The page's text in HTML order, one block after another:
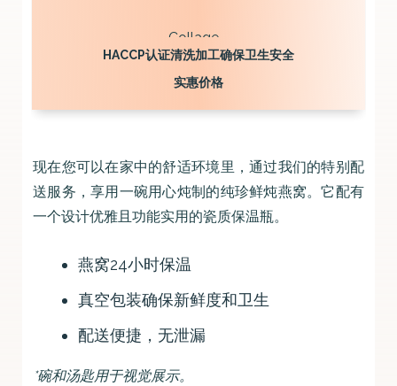
HACCP认证清洗加工确保卫生安全
实惠价格
现在您可以在家中的舒适环境里，通过我们的特别配
送服务，享用一碗用心炖制的纯珍鲜炖燕窝。它配有
一个设计优雅且功能实用的瓷质保温瓶。
燕窝24小时保温
真空包装确保新鲜度和卫生
配送便捷，无泄漏
*碗和汤匙用于视觉展示。